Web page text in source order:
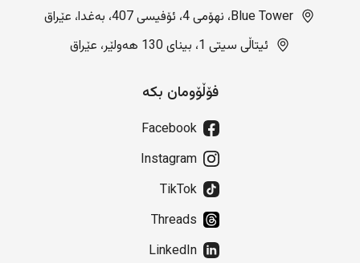
Blue Tower، نهۆمی 4، ئۆفیسی 407، بەغدا، عێراق
ئیتاڵی سیتی 1، بینای 130 هەولێر، عێراق
فۆڵۆومان بکە
Facebook
Instagram
TikTok
Threads
LinkedIn